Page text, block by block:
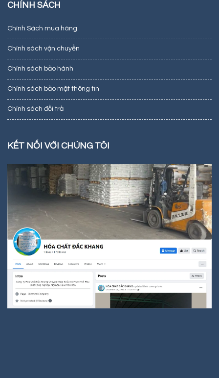
CHÍNH SÁCH
Chính Sách mua hàng
Chính sách vận chuyển
Chính sách bảo hành
Chính sách bảo mật thông tin
Chính sách đổi trả
KẾT NỐI VỚI CHÚNG TÔI